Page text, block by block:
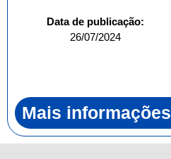
Data de publicação:
26/07/2024
Mais informações